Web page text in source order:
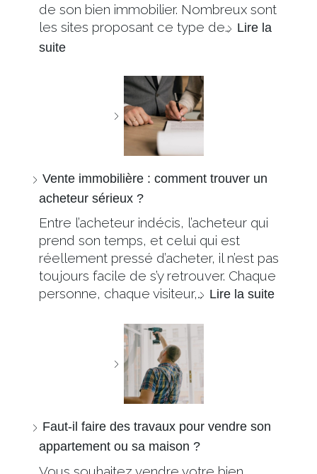
de son bien immobilier. Nombreux sont
les sites proposant ce type de… Lire la
suite
Vente immobilière : comment trouver un
acheteur sérieux ?
Entre l’acheteur indécis, l’acheteur qui
prend son temps, et celui qui est
réellement pressé d’acheter, il n’est pas
toujours facile de s’y retrouver. Chaque
personne, chaque visiteur,… Lire la suite
Faut-il faire des travaux pour vendre son
appartement ou sa maison ?
Vous souhaitez vendre votre bien